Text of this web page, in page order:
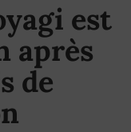
est
après
de